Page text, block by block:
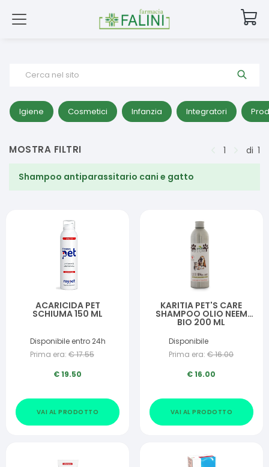
Cerca nel sito
Igiene Cosmetici Infanzia Integratori
MOSTRA FILTRI 1 di 1
Shampoo antiparassitario cani e gatto
ACARICIDA PET
SCHIUMA 150 ML
Disponibile entro 24h
Prima era: €17.55
€19.50
VAI AL PRODOTTO
KARITIA PET'S CARE
SHAMPOO OLIO NEEM
BIO 200 ML
Disponibile
Prima era: €16.00
€16.00
VAI AL PRODOTTO